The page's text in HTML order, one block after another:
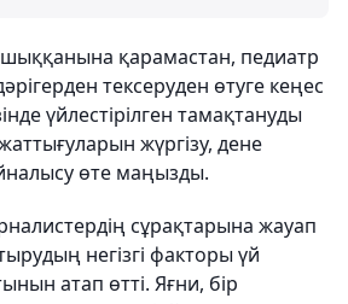
қарамастан, педиатр
тексеруден өтуге кеңес
үйлестірілген тамақтануды
жүргізу, дене
өте маңызды.
сұрақтарына жауап
негізгі факторы үй
атап өтті. Яғни, бір